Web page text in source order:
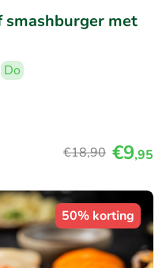
smashburger met
Do
€18,90 €9,95
50% korting